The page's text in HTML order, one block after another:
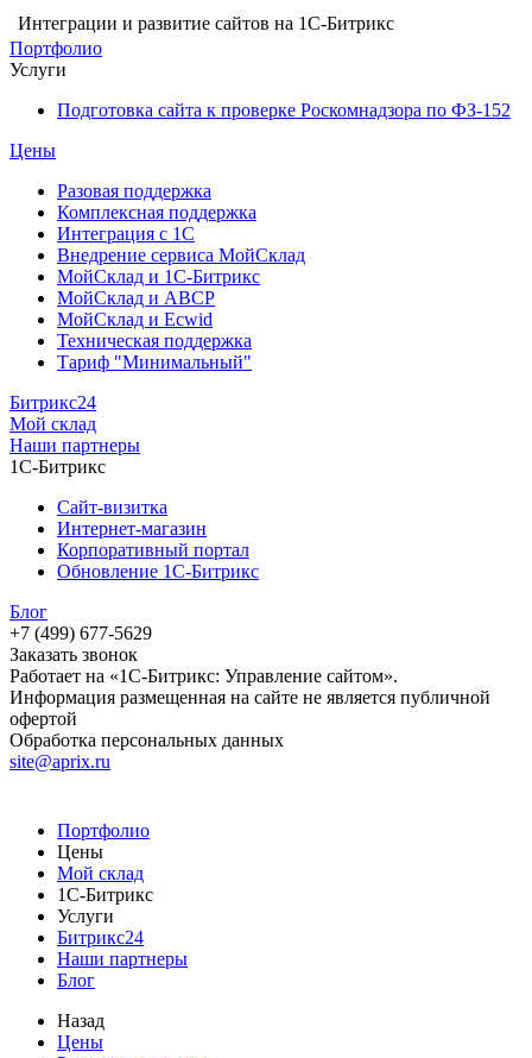
Интеграции и развитие сайтов на 1С-Битрикс
Портфолио
Услуги
Подготовка сайта к проверке Роскомнадзора по ФЗ-152
Цены
Разовая поддержка
Комплексная поддержка
Интеграция с 1С
Внедрение сервиса МойСклад
МойСклад и 1С-Битрикс
МойСклад и ABCP
МойСклад и Ecwid
Техническая поддержка
Тариф "Минимальный"
Битрикс24
Мой склад
Наши партнеры
1С-Битрикс
Сайт-визитка
Интернет-магазин
Корпоративный портал
Обновление 1С-Битрикс
Блог
+7 (499) 677-5629
Заказать звонок
Работает на «1С-Битрикс: Управление сайтом».
Информация размещенная на сайте не является публичной
офертой
Обработка персональных данных
site@aprix.ru
Портфолио
Цены
Мой склад
1С-Битрикс
Услуги
Битрикс24
Наши партнеры
Блог
Назад
Цены